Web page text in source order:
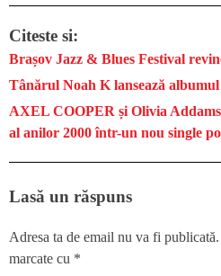
Citeste si:
Brașov Jazz & Blues Festival
Tânărul Noah K lansează
AXEL COOPER și Olivia
al anilor 2000 într-un nou single
Lasă un răspuns
Adresa ta de email nu va fi publicată.
marcate cu *